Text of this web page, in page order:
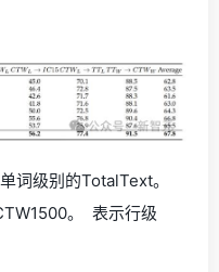
词级别的TotalText。
。 表示行级